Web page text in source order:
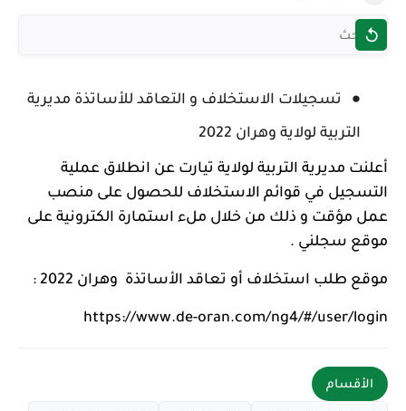
تسجيلات الاستخلاف و التعاقد للأساتذة مديرية
التربية لولاية وهران 2022
أعلنت مديرية التربية لولاية تيارت عن انطلاق عملية
التسجيل في قوائم الاستخلاف للحصول على منصب
عمل مؤقت و ذلك من خلال ملء استمارة الكترونية على
موقع سجلني .
موقع طلب استخلاف أو تعاقد الأساتذة وهران 2022 :
https://www.de-oran.com/ng4/#/user/login
الأقسام